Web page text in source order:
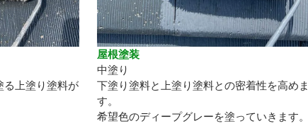
る上塗り塗料が
屋根塗装
中塗り
下塗り塗料と上塗り塗料との密着性を高めま
す。
希望色のディープグレーを塗っていきます。